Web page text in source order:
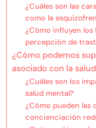
¿Cuáles son las
como la
¿Cómo influyen
percepción de
¿Cómo podemos
asociado con la
¿Cuáles son los
salud mental?
¿Cómo pueden las
concienciación